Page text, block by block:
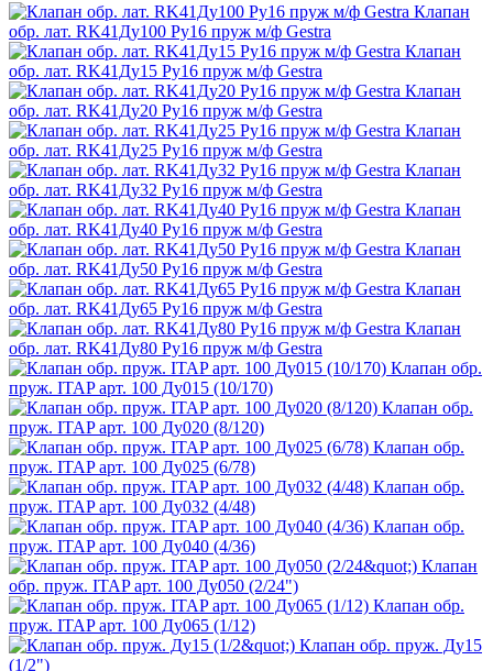
Клапан
обр. лат. RK41Ду100 Ру16 пруж м/ф Gestra
Клапан
обр. лат. RK41Ду15 Ру16 пруж м/ф Gestra
Клапан
обр. лат. RK41Ду20 Ру16 пруж м/ф Gestra
Клапан
обр. лат. RK41Ду25 Ру16 пруж м/ф Gestra
Клапан
обр. лат. RK41Ду32 Ру16 пруж м/ф Gestra
Клапан
обр. лат. RK41Ду40 Ру16 пруж м/ф Gestra
Клапан
обр. лат. RK41Ду50 Ру16 пруж м/ф Gestra
Клапан
обр. лат. RK41Ду65 Ру16 пруж м/ф Gestra
Клапан
обр. лат. RK41Ду80 Ру16 пруж м/ф Gestra
Клапан обр.
пруж. ITAP арт. 100 Ду015 (10/170)
Клапан обр.
пруж. ITAP арт. 100 Ду020 (8/120)
Клапан обр.
пруж. ITAP арт. 100 Ду025 (6/78)
Клапан обр.
пруж. ITAP арт. 100 Ду032 (4/48)
Клапан обр.
пруж. ITAP арт. 100 Ду040 (4/36)
Клапан
обр. пруж. ITAP арт. 100 Ду050 (2/24")
Клапан обр.
пруж. ITAP арт. 100 Ду065 (1/12)
Клапан обр. пруж. Ду15
(1/2")